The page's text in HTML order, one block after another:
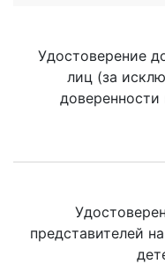
Удостоверение
лиц (за
доверенности
представителей